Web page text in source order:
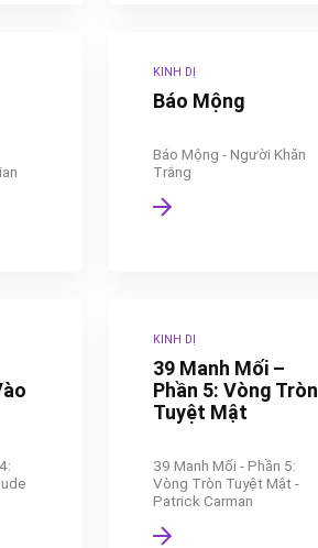
KINH DỊ
Báo Mộng
Báo Mộng - Người Khăn
Trắng
KINH DỊ
39 Manh Mối –
Phần 5: Vòng Tròn
Tuyệt Mật
39 Manh Mối - Phần 5:
Vòng Tròn Tuyệt Mật -
Patrick Carman